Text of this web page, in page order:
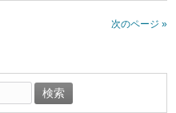
次のページ »